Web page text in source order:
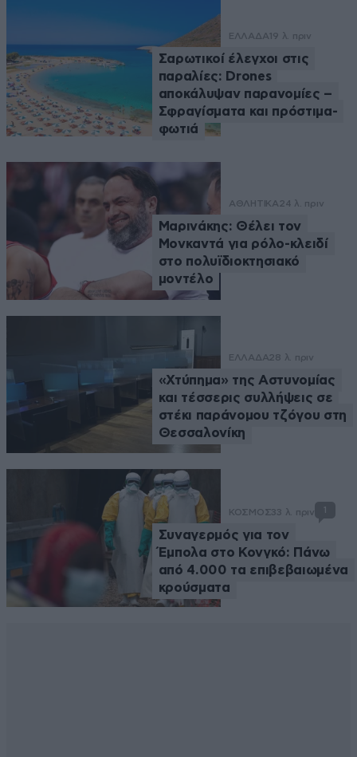
ΕΛΛΑΔΑ 19 λ. πριν
Σαρωτικοί έλεγχοι στις
παραλίες: Drones
αποκάλυψαν παρανομίες –
Σφραγίσματα και πρόστιμα-
φωτιά
ΑΘΛΗΤΙΚΑ24 λ. πριν
Μαρινάκης: Θέλει τον
Μονκαντά για ρόλο-κλειδί
στο πολυϊδιοκτησιακό
μοντέλο
ΕΛΛΑΔΑ28 λ. πριν
«Χτύπημα» της Αστυνομίας
και τέσσερις συλλήψεις σε
στέκι παράνομου τζόγου στη
Θεσσαλονίκη
ΚΟΣΜΟΣ33 λ. πριν 1
Συναγερμός για τον
Έμπολα στο Κονγκό: Πάνω
από 4.000 τα επιβεβαιωμένα
κρούσματα